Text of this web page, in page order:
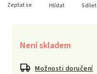
Není skladem
Možnosti doručení
Zeptat se Hlídat Sdílet